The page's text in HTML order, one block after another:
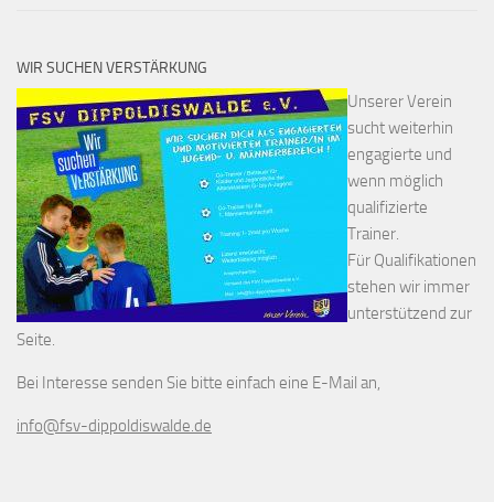
WIR SUCHEN VERSTÄRKUNG
Unserer Verein
sucht weiterhin
engagierte und
wenn möglich
qualifizierte
Trainer.
Für Qualifikationen
stehen wir immer
unterstützend zur
Seite.
Bei Interesse senden Sie bitte einfach eine E-Mail an,
info@fsv-dippoldiswalde.de